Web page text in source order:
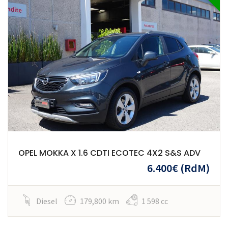
OPEL MOKKA X 1.6 CDTI ECOTEC 4X2 S&S ADV
6.400€ (RdM)
Diesel 179,800 km 1 598 cc